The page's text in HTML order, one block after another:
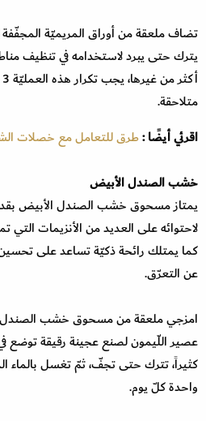
تضاف ملعقة من أوراق المريميّة المجفّفة
يترك حتى يبرد لاستخدامه في تنظيف
متلاحقة.
اقرئي أيضًا :طرق للتعامل مع خصلات
خشب الصندل الأبيض
يمتاز مسحوق خشب الصندل الأبيض
لاحتوائه على العديد من الأنزيمات التي
كما يمتلك رائحة ذكيّة تساعد على تحسين
عن التعرّق.
امزجي ملعقة من مسحوق خشب الصندل
عصير اللّيمون لصنع عجينة رقيقة توضع
كثيراً، تترك حتى تجفّ، ثمّ تغسل بالماء
واحدة كلّ يوم.